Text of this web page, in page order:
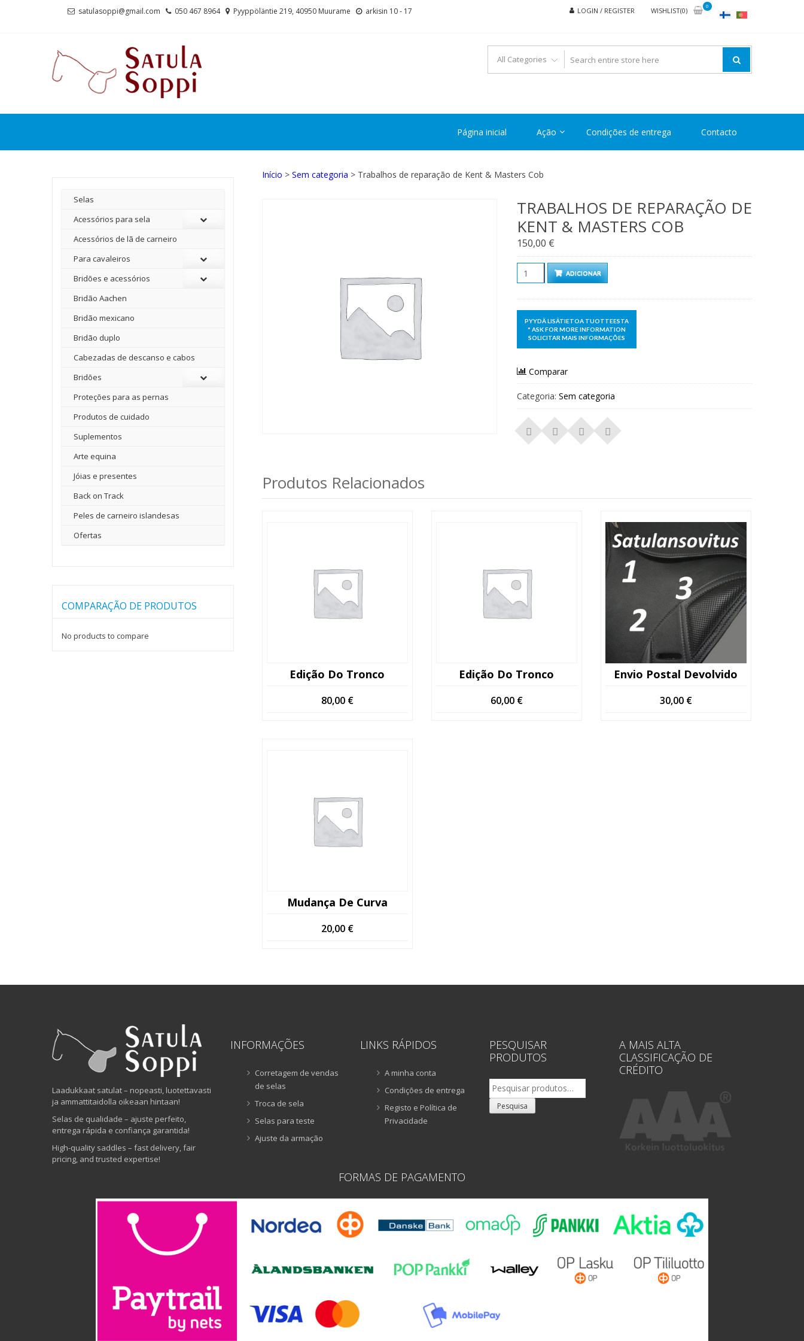
satulasoppi@gmail.com 050 467 8964 Pyyppöläntie 219, 40950 Muurame arkisin 10 - 17 LOGIN / REGISTER WISHLIST(0)
0
Página inicial Ação Condições de entrega Contacto
Início > Sem categoria > Trabalhos de reparação de Kent & Masters Cob
TRABALHOS DE REPARAÇÃO DE
KENT & MASTERS COB
150,00 €
QuantidadeADICIONAR
Comparar
Categoria: Sem categoria
Produtos Relacionados
Edição Do Tronco
80,00 €
Edição Do Tronco
60,00 €
Envio Postal Devolvido
30,00 €
Mudança De Curva
20,00 €
Selas
Acessórios para sela
Acessórios de lã de carneiro
Para cavaleiros
Bridões e acessórios
Bridão Aachen
Bridão mexicano
Bridão duplo
Cabezadas de descanso e cabos
Bridões
Proteções para as pernas
Produtos de cuidado
Suplementos
Arte equina
Jóias e presentes
Back on Track
Peles de carneiro islandesas
Ofertas
COMPARAÇÃO DE PRODUTOS
No products to compare
Laadukkaat satulat – nopeasti, luotettavasti
ja ammattitaidolla oikeaan hintaan!
Selas de qualidade – ajuste perfeito,
entrega rápida e confiança garantida!
High-quality saddles – fast delivery, fair
pricing, and trusted expertise!
INFORMAÇÕES
Corretagem de vendas
de selas
Troca de sela
Selas para teste
Ajuste da armação
LINKS RÁPIDOS
A minha conta
Condições de entrega
Registo e Política de
Privacidade
PESQUISAR
PRODUTOS
Pesquisar
por:
Pesquisa
A MAIS ALTA
CLASSIFICAÇÃO DE
CRÉDITO
FORMAS DE PAGAMENTO